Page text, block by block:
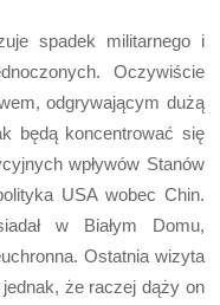
spadek militarnego i
Oczywiście
odgrywającym dużą
będą koncentrować się
wpływów Stanów
USA wobec Chin.
w Białym Domu,
Ostatnia wizyta
że raczej dąży on